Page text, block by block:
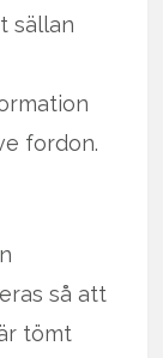
sällan
fordon.
så att
tömt